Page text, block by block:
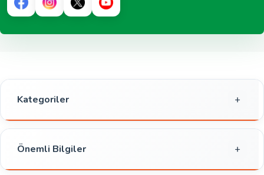
Kategoriler
Gıda
Kahvaltılık
Önemli Bilgiler